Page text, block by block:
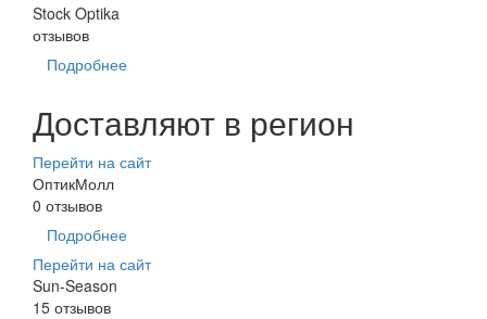
Stock Optika
отзывов
Подробнее
Доставляют в регион
Перейти на сайт
ОптикМолл
0 отзывов
Подробнее
Перейти на сайт
Sun-Season
15 отзывов